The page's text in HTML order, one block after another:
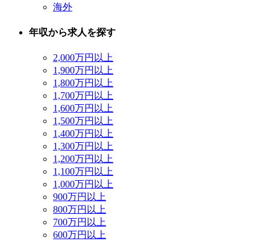
海外
年収から求人を探す
2,000万円以上
1,900万円以上
1,800万円以上
1,700万円以上
1,600万円以上
1,500万円以上
1,400万円以上
1,300万円以上
1,200万円以上
1,100万円以上
1,000万円以上
900万円以上
800万円以上
700万円以上
600万円以上